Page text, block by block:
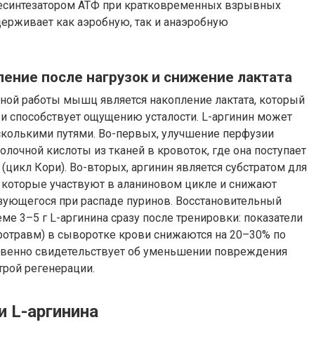
АТФ при кратковременных взрывных
как аэробную, так и анаэробную
после нагрузок и снижение лактата
работы мышц является накопление лактата, который
способствует ощущению усталости. L-аргинин может
путями. Во-первых, улучшение перфузии
кислоты из тканей в кровоток, где она поступает
Кори). Во-вторых, аргинин является субстратом для
которые участвуют в аланиновом цикле и снижают
при распаде пуринов. Восстановительный
3–5 г L-аргинина сразу после тренировки: показатели
в сыворотке крови снижаются на 20–30% по
свидетельствует об уменьшении повреждения
регенерации.
L-аргинина